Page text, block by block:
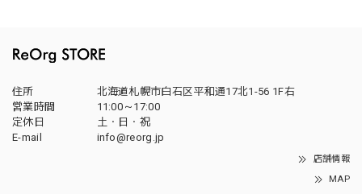
住所
北海道札幌市白石区平和通17北1-56 1F右
営業時間
11:00～17:00
定休日
土・日・祝
E-mail
info@reorg.jp
店舗情報
MAP